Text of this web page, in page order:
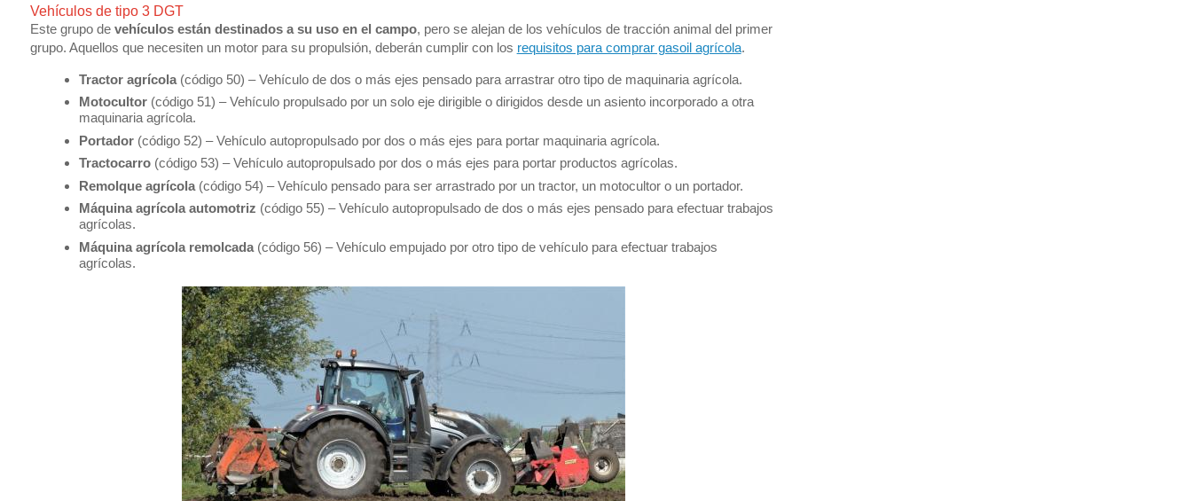
Vehículos de tipo 3 DGT
Este grupo de vehículos están destinados a su uso en el campo, pero se alejan de los vehículos de tracción animal del primer
grupo. Aquellos que necesiten un motor para su propulsión, deberán cumplir con los requisitos para comprar gasoil agrícola.
Tractor agrícola(código 50) – Vehículo de dos o más ejes pensado para arrastrar otro tipo de maquinaria agrícola.
Motocultor(código 51) – Vehículo propulsado por un solo eje dirigible o dirigidos desde un asiento incorporado a otra
maquinaria agrícola.
Portador(código 52) – Vehículo autopropulsado por dos o más ejes para portar maquinaria agrícola.
Tractocarro(código 53) – Vehículo autopropulsado por dos o más ejes para portar productos agrícolas.
Remolque agrícola(código 54) – Vehículo pensado para ser arrastrado por un tractor, un motocultor o un portador.
Máquina agrícola automotriz (código 55) – Vehículo autopropulsado de dos o más ejes pensado para efectuar trabajos
agrícolas.
Máquina agrícola remolcada(código 56) – Vehículo empujado por otro tipo de vehículo para efectuar trabajos
agrícolas.